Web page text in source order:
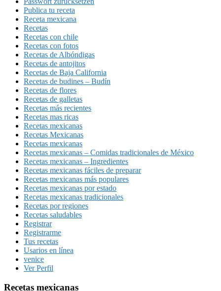
Publica tu receta
Receta mexicana
Recetas
Recetas con chile
Recetas con fotos
Recetas de Albóndigas
Recetas de antojitos
Recetas de Baja California
Recetas de budines – Budín
Recetas de flores
Recetas de galletas
Recetas más recientes
Recetas mas ricas
Recetas mexicanas
Recetas Mexicanas
Recetas mexicanas
Recetas mexicanas – Comidas tradicionales de México
Recetas mexicanas – Ingredientes
Recetas mexicanas fáciles de preparar
Recetas mexicanas más populares
Recetas mexicanas por estado
Recetas mexicanas tradicionales
Recetas por regiones
Recetas saludables
Registrar
Registrarme
Tus recetas
Usarios en línea
venice
Ver Perfil
Recetas mexicanas